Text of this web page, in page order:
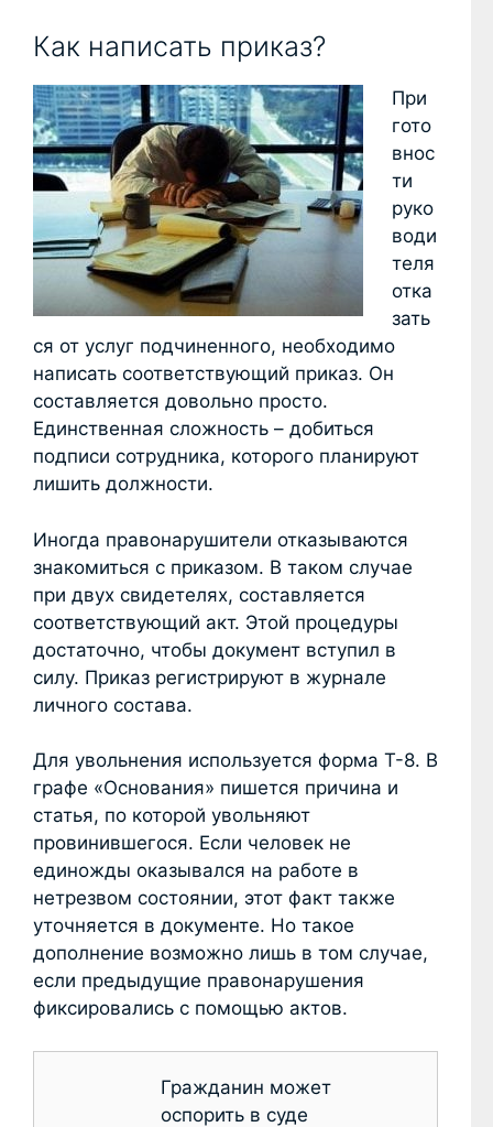
Как написать приказ?
При
гото
внос
ти
руко
води
теля
отка
зать
ся от услуг подчиненного, необходимо
написать соответствующий приказ. Он
составляется довольно просто.
Единственная сложность – добиться
подписи сотрудника, которого планируют
лишить должности.
Иногда правонарушители отказываются
знакомиться с приказом. В таком случае
при двух свидетелях, составляется
соответствующий акт. Этой процедуры
достаточно, чтобы документ вступил в
силу. Приказ регистрируют в журнале
личного состава.
Для увольнения используется форма Т-8. В
графе «Основания» пишется причина и
статья, по которой увольняют
провинившегося. Если человек не
единожды оказывался на работе в
нетрезвом состоянии, этот факт также
уточняется в документе. Но такое
дополнение возможно лишь в том случае,
если предыдущие правонарушения
фиксировались с помощью актов.
Гражданин может
оспорить в суде